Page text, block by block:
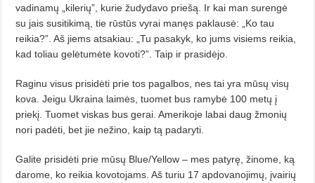
vadinamų „kilerių”, kurie žudydavo priešą. Ir kai man surengė
su jais susitikimą, tie rūstūs vyrai manęs paklausė: „Ko tau
reikia?”. Aš jiems atsakiau: „Tu pasakyk, ko jums visiems reikia,
kad toliau gelėtumėte kovoti?”. Taip ir prasidėjo.
Raginu visus prisidėti prie tos pagalbos, nes tai yra mūsų visų
kova. Jeigu Ukraina laimės, tuomet bus ramybė 100 metų į
priekį. Tuomet viskas bus gerai. Amerikoje labai daug žmonių
nori padėti, bet jie nežino, kaip tą pada­ryti.
Galite prisidėti prie mūsų Blue/Yellow – mes patyrę, žinome, ką
darome, ko reikia kovotojams. Aš turiu 17 apdovanojimų, įvairių